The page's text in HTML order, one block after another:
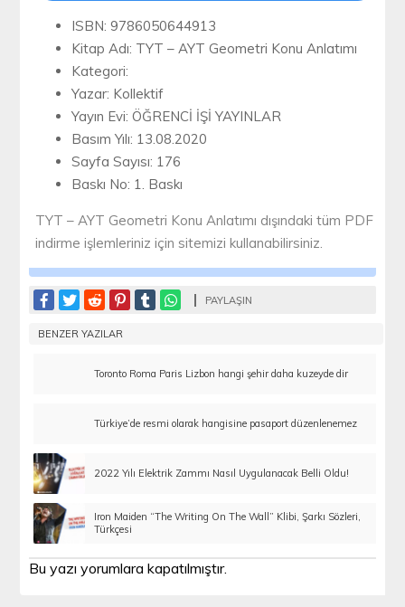
ISBN: 9786050644913
Kitap Adı: TYT – AYT Geometri Konu Anlatımı
Kategori:
Yazar: Kollektif
Yayın Evi: ÖĞRENCİ İŞİ YAYINLAR
Basım Yılı: 13.08.2020
Sayfa Sayısı: 176
Baskı No: 1. Baskı
TYT – AYT Geometri Konu Anlatımı dışındaki tüm PDF
indirme işlemleriniz için sitemizi kullanabilirsiniz.
PAYLAŞIN
BENZER YAZILAR
Toronto Roma Paris Lizbon hangi şehir daha kuzeyde dir
Türkiye’de resmi olarak hangisine pasaport düzenlenemez
2022 Yılı Elektrik Zammı Nasıl Uygulanacak Belli Oldu!
Iron Maiden “The Writing On The Wall” Klibi, Şarkı Sözleri,
Türkçesi
Bu yazı yorumlara kapatılmıştır.